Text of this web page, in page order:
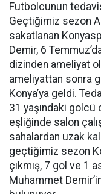
Futbolcunun
Geçtiğimiz sezon
sakatlanan
Demir, 6
dizinden ameliyat
ameliyattan sonra
Konya’ya geldi.
31 yaşındaki
eşliğinde salon
sahalardan uzak
geçtiğimiz sezon
çıkmış, 7 gol ve 1
Muhammet